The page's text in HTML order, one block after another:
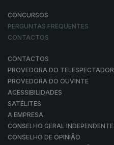
CONCURSOS
PERGUNTAS FREQUENTES
CONTACTOS
CONTACTOS
PROVEDORA DO TELESPECTADOR
PROVEDORA DO OUVINTE
ACESSIBILIDADES
SATÉLITES
A EMPRESA
CONSELHO GERAL INDEPENDENTE
CONSELHO DE OPINIÃO